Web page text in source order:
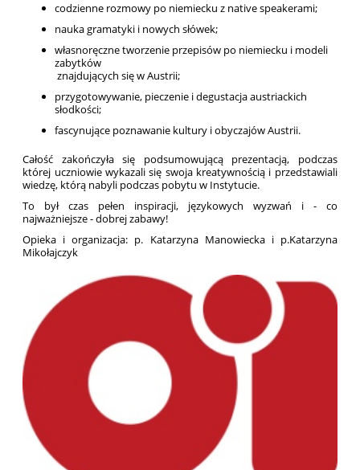
codzienne rozmowy po niemiecku z native speakerami;
nauka gramatyki i nowych słówek;
własnoręczne tworzenie przepisów po niemiecku i modeli
zabytków
znajdujących się w Austrii;
przygotowywanie, pieczenie i degustacja austriackich
słodkości;
fascynujące poznawanie kultury i obyczajów Austrii.
Całość zakończyła się podsumowującą prezentacją, podczas
której uczniowie wykazali się swoja kreatywnością i przedstawiali
wiedzę, którą nabyli podczas pobytu w Instytucie.
To był czas pełen inspiracji, językowych wyzwań i - co
najważniejsze - dobrej zabawy!
Opieka i organizacja: p. Katarzyna Manowiecka i p.Katarzyna
Mikołajczyk